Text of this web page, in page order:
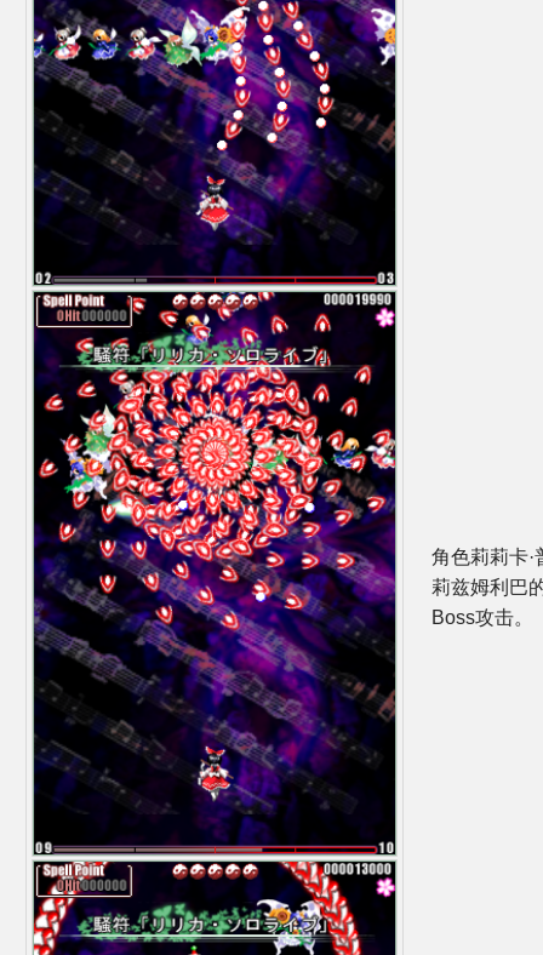
角色莉莉卡·
莉兹姆利巴
Boss攻击。